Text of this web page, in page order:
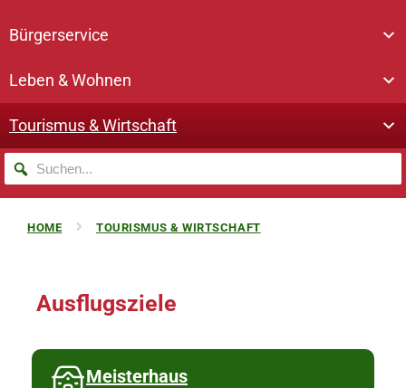
Bürgerservice
Leben & Wohnen
Tourismus & Wirtschaft
HOME TOURISMUS & WIRTSCHAFT
Ausflugsziele
Meisterhaus